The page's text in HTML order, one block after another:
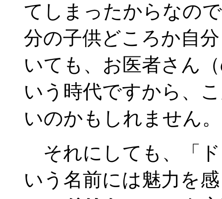
てしまったからなの
分の子供どころか自
いても、お医者さん
いう時代ですから、
いのかもしれません。
それにしても、「
いう名前には魅力を